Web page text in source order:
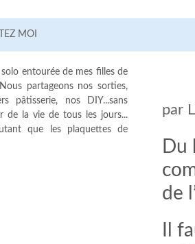
MOI
par
Du
de
Il
entourée de mes filles de
partageons nos sorties,
pâtisserie, nos DIY...sans
de la vie de tous les jours...
que les plaquettes de